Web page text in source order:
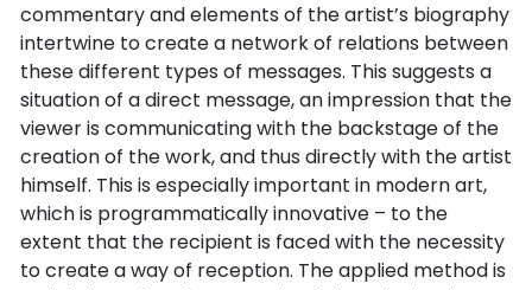
commentary and elements of the artist’s biography
intertwine to create a network of relations between
these different types of messages. This suggests a
situation of a direct message, an impression that the
viewer is communicating with the backstage of the
creation of the work, and thus directly with the artist
himself. This is especially important in modern art,
which is programmatically innovative – to the
extent that the recipient is faced with the necessity
to create a way of reception. The applied method is